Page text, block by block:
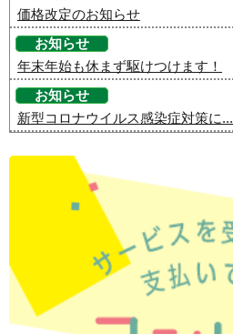
価格改定のお知らせ
お知らせ
年末年始も休まず駆けつけます！
お知らせ
新型コロナウイルス感染症対策に...